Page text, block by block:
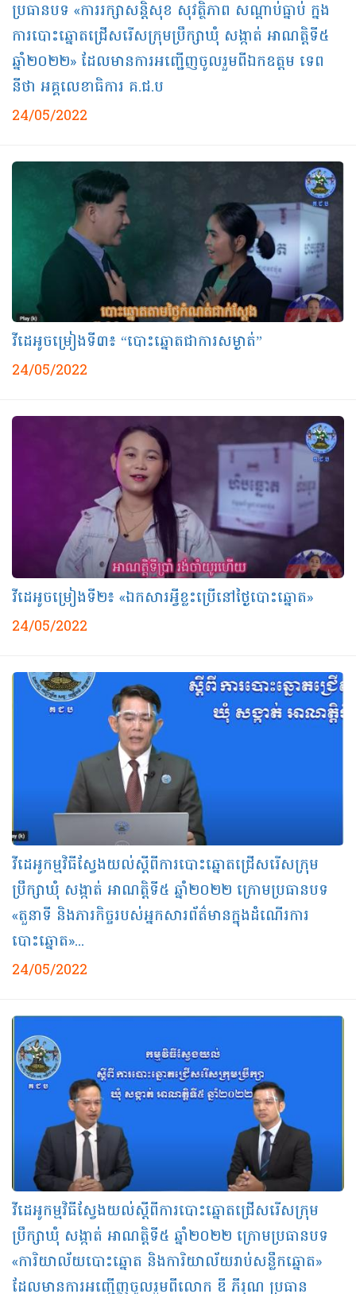
ប្រធានបទ «ការរក្សាសន្តិសុខ សុវត្ថិភាព សណ្ដាប់ធ្នាប់ ក្នង
ការបោះឆ្នោតជ្រើសរើសក្រុមប្រឹក្សាឃុំ សង្កាត់ អាណត្តិទី៥
ឆ្នាំ២០២២» ដែលមានការអញ្ជើញចូលរួមពីឯកឧត្ដម ទេព
នីថា អគ្គលេខាធិការ គ.ជ.ប
24/05/2022
វីដេអូចម្រៀងទី៣៖ “បោះឆ្នោតជាការសម្ងាត់”
24/05/2022
វីដេអូចម្រៀងទី២៖ «ឯកសារអ្វីខ្លះប្រើនៅថ្ងៃបោះឆ្នោត»
24/05/2022
វីដេអូកម្មវិធីស្វែងយល់ស្ដីពីការបោះឆ្នោតជ្រើសរើសក្រុម
ប្រឹក្សាឃុំ សង្កាត់ អាណត្តិទី៥ ឆ្នាំ២០២២ ក្រោមប្រធានបទ
«តួនាទី និងភារកិច្ចរបស់អ្នកសារព័ត៌មានក្នុងដំណើរការ
បោះឆ្នោត»...
24/05/2022
វីដេអូកម្មវិធីស្វែងយល់ស្ដីពីការបោះឆ្នោតជ្រើសរើសក្រុម
ប្រឹក្សាឃុំ សង្កាត់ អាណត្តិទី៥ ឆ្នាំ២០២២ ក្រោមប្រធានបទ
«ការិយាល័យបោះឆ្នោត និងការិយាល័យរាប់សន្លឹកឆ្នោត»
ដែលមានការអញ្ជើញចូលរួមពីលោក ឌី ភីរុណ ប្រធាន